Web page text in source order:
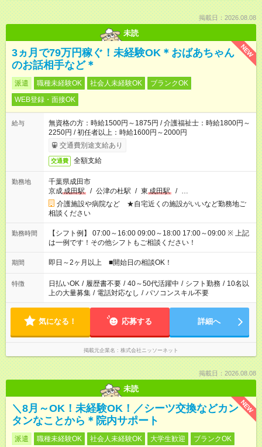
掲載日：2026.08.08
未読
NEW
3ヵ月で79万円稼ぐ！未経験OK＊おばあちゃん
のお話相手など＊
派遣 職種未経験OK 社会人未経験OK
ブランクOK
WEB登録・面接OK
給与
無資格の方：時給1500円～1875円 / 介護福祉士：時給1800円～
2250円 / 初任者以上：時給1600円～2000円
交通費別途支給あり
交通費 全額支給
勤務地
千葉県成田市
京成成田駅 / 公津の杜駅 / 東 成田駅 / …
介護施設や病院など ★自宅近くの施設がいいなど勤務地ご
相談ください
勤務時間
【シフト例】 07:00～16:00 09:00～18:00 17:00～09:00 ※ 上記
は一例です！その他シフトもご相談ください！
期間 即日～2ヶ月以上 ■開始日の相談OK！
特徴 日払いOK / 履歴書不要 / 40～50代活躍中 / シフト勤務 / 10名以
上の大量募集 / 電話対応なし / パソコンスキル不要
気になる！ 応募する 詳細へ
掲載元企業名 株式会社ニッソーネット
掲載日：2026.08.08
未読
NEW
＼8月～OK！未経験OK！／シーツ交換などカン
タンなことから＊院内サポート
派遣 職種未経験OK 社会人未経験OK 大学生歓迎
ブランクOK